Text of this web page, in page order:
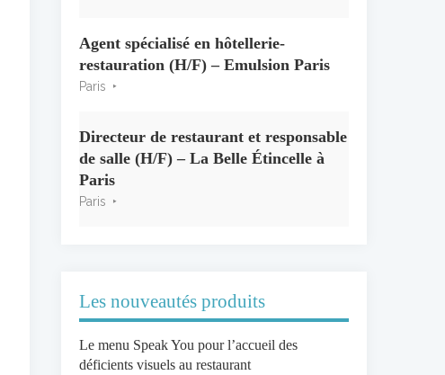
Georges Blanc
3 juillet 2026
Agent spécialisé en hôtellerie-
restauration (H/F) – Emulsion Paris
Paris
Directeur de restaurant et responsable
de salle (H/F) – La Belle Étincelle à
Paris
Paris
Les nouveautés produits
Le menu Speak You pour l’accueil des
déficients visuels au restaurant